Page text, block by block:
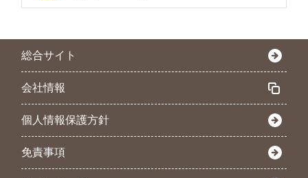
総合サイト
会社情報
個人情報保護方針
免責事項